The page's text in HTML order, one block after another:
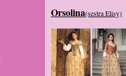
Orsolina(sestra Elisy)